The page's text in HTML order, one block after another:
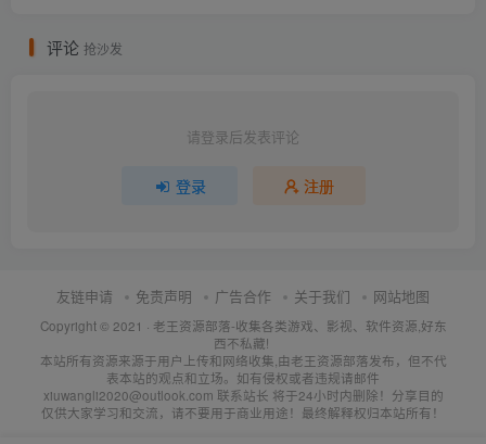
评论 抢沙发
请登录后发表评论
登录 注册
友链申请 免责声明 广告合作 关于我们 网站地图
Copyright © 2021 · 老王资源部落-收集各类游戏、影视、软件资源,好东
西不私藏!
本站所有资源来源于用户上传和网络收集,由老王资源部落发布，但不代
表本站的观点和立场。如有侵权或者违规请邮件
xiuwangli2020@outlook.com 联系站长 将于24小时内删除！分享目的
仅供大家学习和交流，请不要用于商业用途！最终解释权归本站所有！